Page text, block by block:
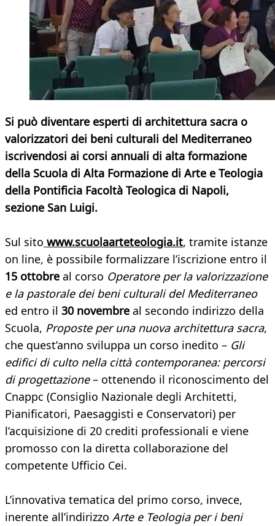
Si può diventare esperti di architettura sacra o
valorizzatori dei beni culturali del Mediterraneo
iscrivendosi ai corsi annuali di alta formazione
della Scuola di Alta Formazione di Arte e Teologia
della Pontificia Facoltà Teologica di Napoli,
sezione San Luigi.
Sul sito www.scuolaarteteologia.it, tramite istanze
on line, è possibile formalizzare l’iscrizione entro il
15 ottobre al corso Operatore per la valorizzazione
e la pastorale dei beni culturali del Mediterraneo
ed entro il 30 novembre al secondo indirizzo della
Scuola, Proposte per una nuova architettura sacra,
che quest’anno sviluppa un corso inedito – Gli
edifici di culto nella città contemporanea: percorsi
di progettazione– ottenendo il riconoscimento del
Cnappc (Consiglio Nazionale degli Architetti,
Pianificatori, Paesaggisti e Conservatori) per
l’acquisizione di 20 crediti professionali e viene
promosso con la diretta collaborazione del
competente Ufficio Cei.
L’innovativa tematica del primo corso, invece,
inerente all’indirizzo Arte e Teologia per i beni